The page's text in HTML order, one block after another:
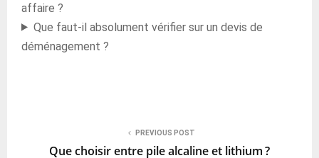
affaire ?
Que faut-il absolument vérifier sur un devis de
déménagement ?
PREVIOUS POST
Que choisir entre pile alcaline et lithium ?